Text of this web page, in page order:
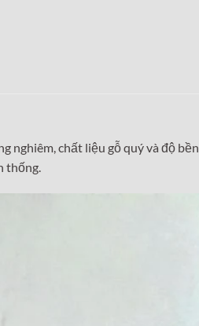
nghiêm, chất liệu gỗ quý và độ bền
thống.